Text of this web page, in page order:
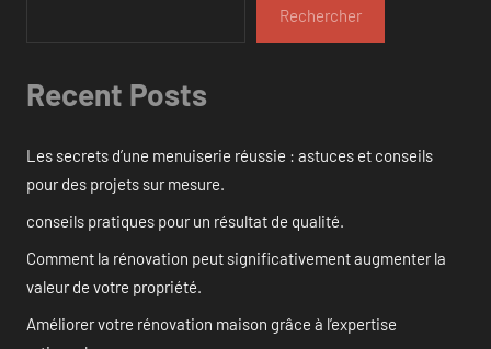
Rechercher
Recent Posts
Les secrets d’une menuiserie réussie : astuces et conseils
pour des projets sur mesure.
conseils pratiques pour un résultat de qualité.
Comment la rénovation peut significativement augmenter la
valeur de votre propriété.
Améliorer votre rénovation maison grâce à l’expertise